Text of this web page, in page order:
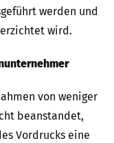
werden und
wird.
von weniger
beanstandet,
Vordrucks eine